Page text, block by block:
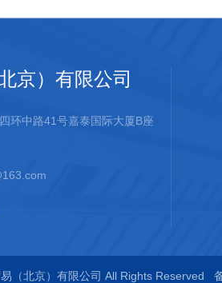
京）有限公司
环中路41号嘉泰国际大厦B座
（北京）有限公司 All Rights Reserved